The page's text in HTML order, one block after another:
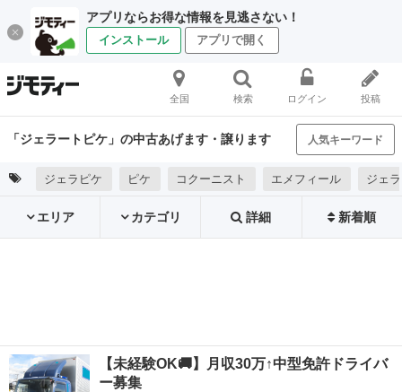
アプリならお得な情報を見逃さない！
インストール アプリで開く
全国 検索 ログイン 投稿
「ジェラートピケ」の中古あげます・譲ります 人気キーワード
ジェラピケ ピケ コクーニスト エメフィール ジェ
エリア カテゴリ 詳細 新着順
【未経験OK🚚】月収30万↑中型免許ドライバ
ー募集